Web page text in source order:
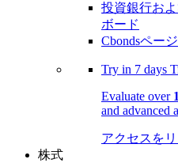
投資銀行お
ボード
Cbondsページ
Try in 7 days
Evaluate over
and advanced
アクセスを
株式